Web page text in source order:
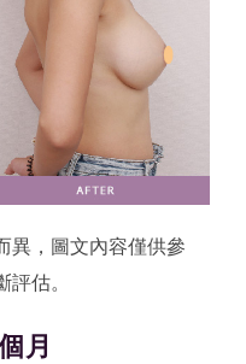
異，圖文內容僅供參
估。
月